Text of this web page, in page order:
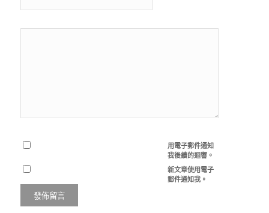
用電子郵件通知
我後續的迴響。
新文章使用電子
郵件通知我。